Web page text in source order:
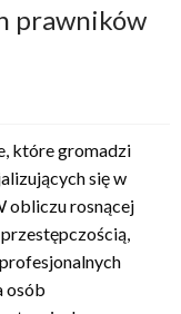
prawników
które gromadzi
się w
obliczu rosnącej
osób